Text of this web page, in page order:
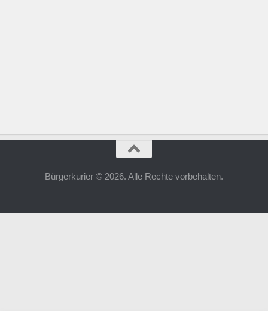
Bürgerkurier © 2026. Alle Rechte vorbehalten.